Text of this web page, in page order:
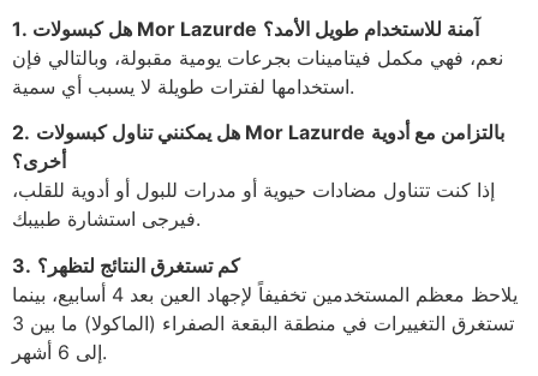
1. هل كبسولات Mor Lazurde آمنة للاستخدام طويل الأمد؟
نعم، فهي مكمل فيتامينات بجرعات يومية مقبولة، وبالتالي فإن
استخدامها لفترات طويلة لا يسبب أي سمية.
2.
هل يمكنني تناول كبسولات Mor Lazurde بالتزامن مع أدوية
أخرى؟
إذا كنت تتناول مضادات حيوية أو مدرات للبول أو أدوية للقلب،
فيرجى استشارة طبيبك.
3. كم تستغرق النتائج لتظهر؟
يلاحظ معظم المستخدمين تخفيفاً لإجهاد العين بعد 4 أسابيع، بينما
تستغرق التغييرات في منطقة البقعة الصفراء (الماكولا) ما بين 3
إلى 6 أشهر.